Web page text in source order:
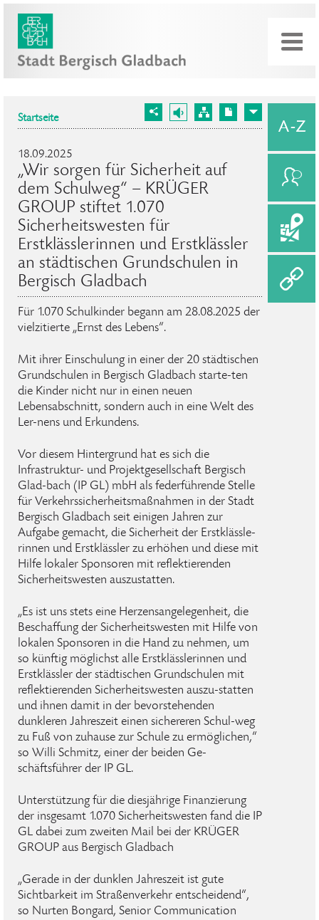
Startseite
18.09.2025
„Wir sorgen für Sicherheit auf
dem Schulweg“ – KRÜGER
GROUP stiftet 1.070
Sicherheitswesten für
Erstklässlerinnen und Erstklässler
an städtischen Grundschulen in
Bergisch Gladbach
Für 1.070 Schulkinder begann am 28.08.2025 der
vielzitierte „Ernst des Lebens“.
Mit ihrer Einschulung in einer der 20 städtischen
Grundschulen in Bergisch Gladbach starte-ten
die Kinder nicht nur in einen neuen
Lebensabschnitt, sondern auch in eine Welt des
Ler-nens und Erkundens.
Vor diesem Hintergrund hat es sich die
Infrastruktur- und Projektgesellschaft Bergisch
Glad-bach (IP GL) mbH als federführende Stelle
für Verkehrssicherheitsmaßnahmen in der Stadt
Bergisch Gladbach seit einigen Jahren zur
Aufgabe gemacht, die Sicherheit der Erstklässle-
rinnen und Erstklässler zu erhöhen und diese mit
Hilfe lokaler Sponsoren mit reflektierenden
Sicherheitswesten auszustatten.
„Es ist uns stets eine Herzensangelegenheit, die
Beschaffung der Sicherheitswesten mit Hilfe von
lokalen Sponsoren in die Hand zu nehmen, um
so künftig möglichst alle Erstklässlerinnen und
Erstklässler der städtischen Grundschulen mit
reflektierenden Sicherheitswesten auszu-statten
und ihnen damit in der bevorstehenden
dunkleren Jahreszeit einen sichereren Schul-weg
zu Fuß von zuhause zur Schule zu ermöglichen,“
so Willi Schmitz, einer der beiden Ge-
schäftsführer der IP GL.
Unterstützung für die diesjährige Finanzierung
der insgesamt 1.070 Sicherheitswesten fand die IP
GL dabei zum zweiten Mail bei der KRÜGER
GROUP aus Bergisch Gladbach
„Gerade in der dunklen Jahreszeit ist gute
Sichtbarkeit im Straßenverkehr entscheidend“,
so Nurten Bongard, Senior Communication